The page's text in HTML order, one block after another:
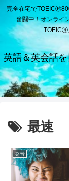
完全在宅で
奮闘中！オンライ
TOEICⓇ
英語＆英会話
最速
発音